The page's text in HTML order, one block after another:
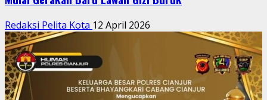
Redaksi Pelita Kota 12 April 2026